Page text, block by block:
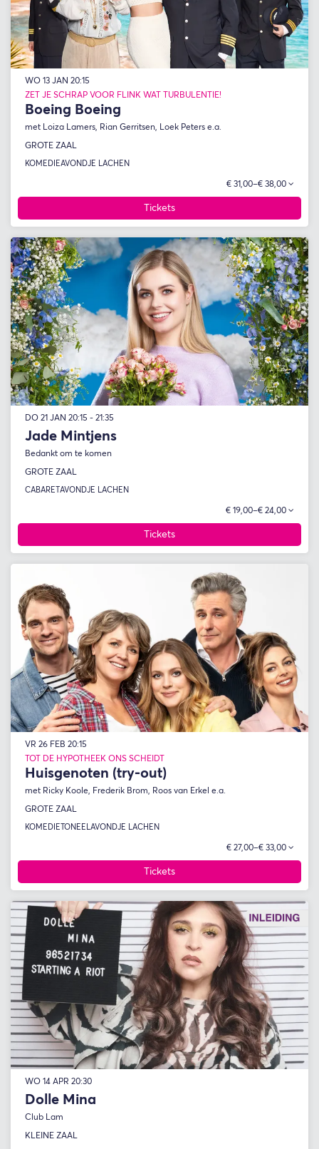
Boeing Boeing
met Loiza Lamers, Rian Gerritsen, Loek Peters e.a.
ZET JE SCHRAP VOOR FLINK WAT TURBULENTIE!
WO 13 JAN 20:15
GROTE ZAAL
KOMEDIEAVONDJE LACHEN
€ 31,00–€ 38,00
Tickets
Jade Mintjens
Bedankt om te komen
DO 21 JAN 20:15 - 21:35
GROTE ZAAL
CABARET AVONDJE LACHEN
€ 19,00–€ 24,00
Tickets
Huisgenoten (try-out)
met Ricky Koole, Frederik Brom, Roos van Erkel e.a.
TOT DE HYPOTHEEK ONS SCHEIDT
VR 26 FEB 20:15
GROTE ZAAL
KOMEDIE TONEEL AVONDJE LACHEN
€ 27,00–€ 33,00
Tickets
Dolle Mina
Club Lam
WO 14 APR 20:30
KLEINE ZAAL